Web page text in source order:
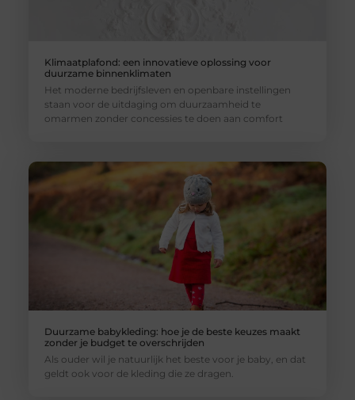
Klimaatplafond: een innovatieve oplossing voor
duurzame binnenklimaten
Het moderne bedrijfsleven en openbare instellingen
staan voor de uitdaging om duurzaamheid te
omarmen zonder concessies te doen aan comfort
Duurzame babykleding: hoe je de beste keuzes maakt
zonder je budget te overschrijden
Als ouder wil je natuurlijk het beste voor je baby, en dat
geldt ook voor de kleding die ze dragen.